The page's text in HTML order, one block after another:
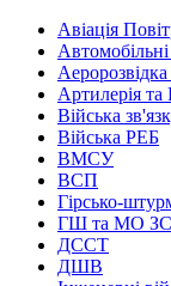
Авіація
Автомобільні
Артилерія та
Війська
Війська РЕБ
ВМСУ
ВСП
Гірсько-
ГШ та МО
ДССТ
ДШВ